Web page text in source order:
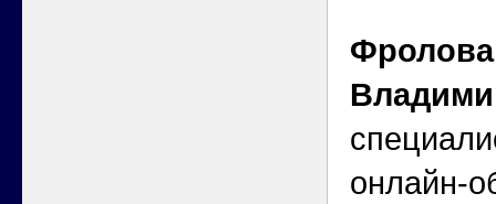
онлайн-